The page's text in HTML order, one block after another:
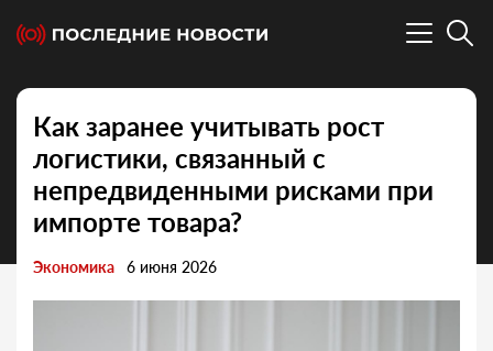
Как заранее учитывать рост
логистики, связанный с
непредвиденными рисками при
импорте товара?
Экономика 6 июня 2026